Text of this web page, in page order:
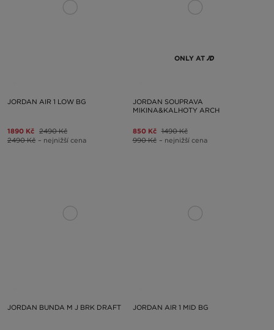
JORDAN AIR 1 LOW BG
1890 Kč 2490 Kč
2490 Kč – nejnižší cena
ONLY AT
JORDAN SOUPRAVA
MIKINA&KALHOTY ARCH
850 Kč 1490 Kč
990 Kč – nejnižší cena
JORDAN BUNDA M J BRK DRAFT JORDAN AIR 1 MID BG